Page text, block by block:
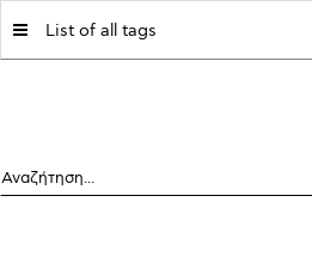
MY|PODCASTS BY
List of all tags